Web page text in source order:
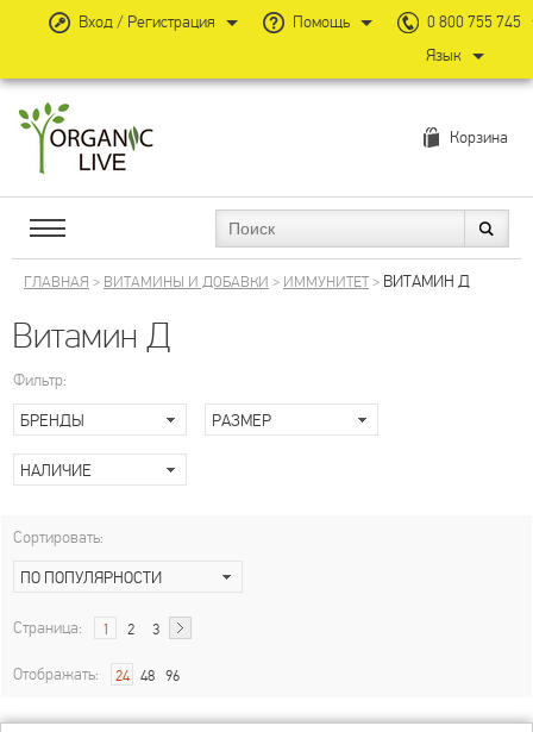
Корзина
ГЛАВНАЯ > ВИТАМИНЫ И ДОБАВКИ > ИММУНИТЕТ> ВИТАМИН Д
Витамин Д
Фильтр:
БРЕНДЫ
РАЗМЕР
НАЛИЧИЕ
Сортировать:
ПО ПОПУЛЯРНОСТИ
Страница: 1 2 3
Отображать: 24 48 96
Вход / Регистрация Помощь
0 800 755 745
Язык